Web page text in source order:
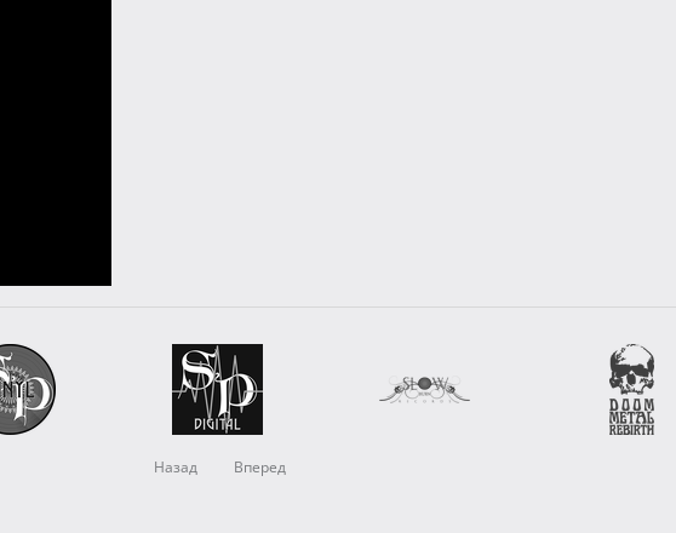
Назад Вперед